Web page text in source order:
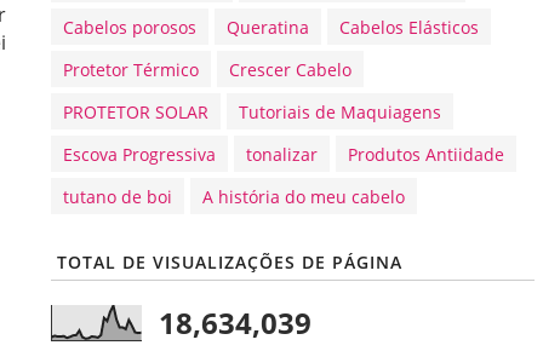
Cabelos porosos
Queratina
Cabelos Elásticos
Protetor Térmico
Crescer Cabelo
PROTETOR SOLAR
Tutoriais de Maquiagens
Escova Progressiva
tonalizar
Produtos Antiidade
tutano de boi
A história do meu cabelo
TOTAL DE VISUALIZAÇÕES DE PÁGINA
18,634,039